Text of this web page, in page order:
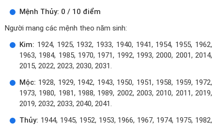
Mệnh Thủy: 0 / 10 điểm
Người mang các mệnh theo năm sinh:
Kim: 1924, 1925, 1932, 1933, 1940, 1941, 1954, 1955, 1962,
1963, 1984, 1985, 1970, 1971, 1992, 1993, 2000, 2001, 2014,
2015, 2022, 2023, 2030, 2031.
Mộc: 1928, 1929, 1942, 1943, 1950, 1951, 1958, 1959, 1972,
1973, 1980, 1981, 1988, 1989, 2002, 2003, 2010, 2011, 2019,
2019, 2032, 2033, 2040, 2041.
Thủy: 1944, 1945, 1952, 1953, 1966, 1967, 1974, 1975, 1982,